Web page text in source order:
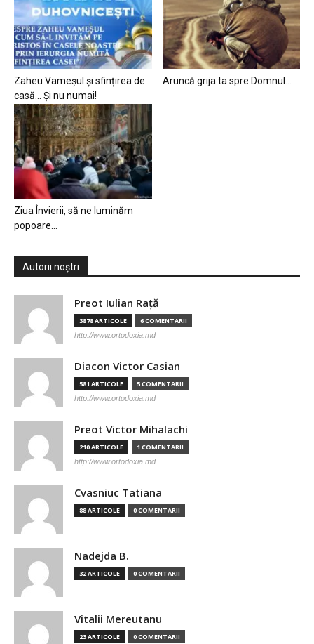
Zaheu Vameșul și sfințirea de
casă… Și nu numai!
Aruncă grija ta spre Domnul…
Ziua Învierii, să ne luminăm
popoare…
Autorii noștri
Preot Iulian Raţă
3878 ARTICOLE 6 COMENTARII
http://www.ortodoxia.md
Diacon Victor Casian
581 ARTICOLE 5 COMENTARII
http://www.ortodoxia.md
Preot Victor Mihalachi
210 ARTICOLE 1 COMENTARII
http://www.ortodoxia.md
Cvasniuc Tatiana
88 ARTICOLE 0 COMENTARII
Nadejda B.
32 ARTICOLE 0 COMENTARII
Vitalii Mereutanu
23 ARTICOLE 0 COMENTARII